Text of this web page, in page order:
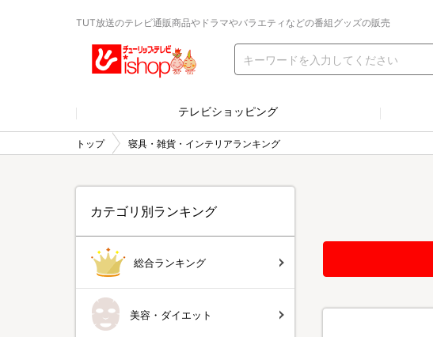
TUT放送のテレビ通販商品やドラマやバラエティなどの番組グッズの販売
テレビショッピング
トップ 寝具・雑貨・インテリアランキング
カテゴリ別ランキング
総合ランキング
美容・ダイエット